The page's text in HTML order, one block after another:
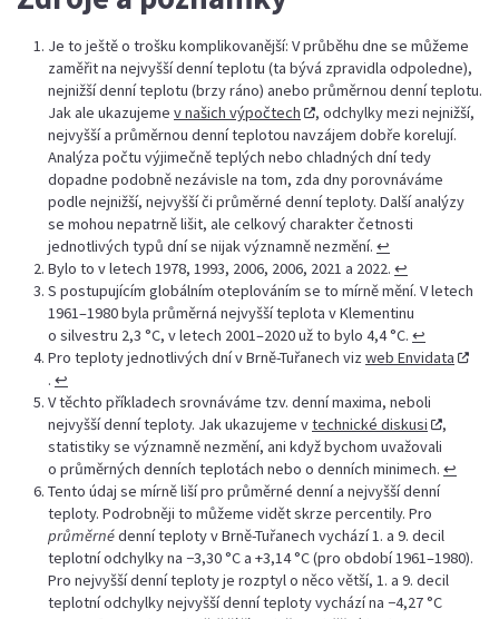
Je to ještě o trošku komplikovanější: V průběhu dne se můžeme
zaměřit na nejvyšší denní teplotu (ta bývá zpravidla odpoledne),
nejnižší denní teplotu (brzy ráno) anebo průměrnou denní teplotu.
Jak ale ukazujeme v našich výpočtech
, odchylky mezi nejnižší,
nejvyšší a průměrnou denní teplotou navzájem dobře korelují.
Analýza počtu výjimečně teplých nebo chladných dní tedy
dopadne podobně nezávisle na tom, zda dny porovnáváme
podle nejnižší, nejvyšší či průměrné denní teploty. Další analýzy
se mohou nepatrně lišit, ale celkový charakter četnosti
jednotlivých typů dní se nijak významně nezmění. ↩︎
Bylo to v letech 1978, 1993, 2006, 2006, 2021 a 2022. ↩︎
S postupujícím globálním oteplováním se to mírně mění. V letech
1961–1980 byla průměrná nejvyšší teplota v Klementinu
o silvestru 2,3 °C, v letech 2001–2020 už to bylo 4,4 °C. ↩︎
Pro teploty jednotlivých dní v Brně-Tuřanech viz web Envidata
. ↩︎
V těchto příkladech srovnáváme tzv. denní maxima, neboli
nejvyšší denní teploty. Jak ukazujeme vtechnické diskusi
,
statistiky se významně nezmění, ani když bychom uvažovali
o průměrných denních teplotách nebo o denních minimech. ↩︎
Tento údaj se mírně liší pro průměrné denní a nejvyšší denní
teploty. Podrobněji to můžeme vidět skrze percentily. Pro
průměrnédenní teploty v Brně-Tuřanech vychází 1. a 9. decil
teplotní odchylky na −3,30 °C a +3,14 °C (pro období 1961–1980).
Pro nejvyšší denní teploty je rozptyl o něco větší, 1. a 9. decil
teplotní odchylky nejvyšší denní teploty vychází na −4,27 °C